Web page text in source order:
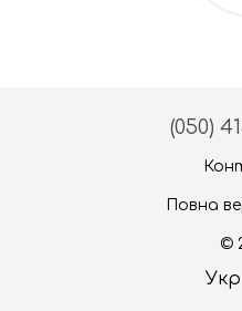
(050)
Повна
©
Укр